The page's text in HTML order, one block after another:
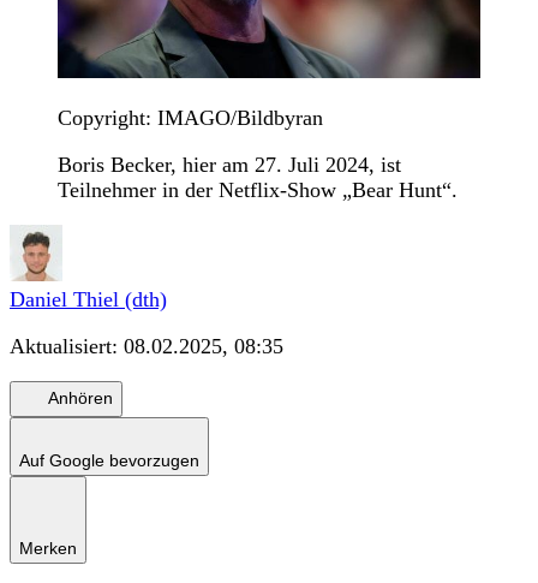
Copyright: IMAGO/Bildbyran
Boris Becker, hier am 27. Juli 2024, ist
Teilnehmer in der Netflix-Show „Bear Hunt“.
Daniel Thiel (dth)
Aktualisiert: 08.02.2025, 08:35
Anhören
Auf Google bevorzugen
Merken